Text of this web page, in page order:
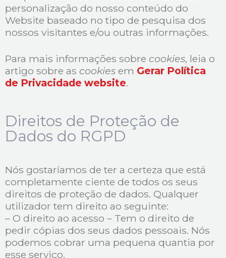
personalização do nosso conteúdo do
Website baseado no tipo de pesquisa dos
nossos visitantes e/ou outras informações.
Para mais informações sobre cookies, leia o
artigo sobre as cookies em Gerar Política
de Privacidade website.
Direitos de Proteção de
Dados do RGPD
Nós gostaríamos de ter a certeza que está
completamente ciente de todos os seus
direitos de proteção de dados. Qualquer
utilizador tem direito ao seguinte:
– O direito ao acesso – Tem o direito de
pedir cópias dos seus dados pessoais. Nós
podemos cobrar uma pequena quantia por
esse serviço.